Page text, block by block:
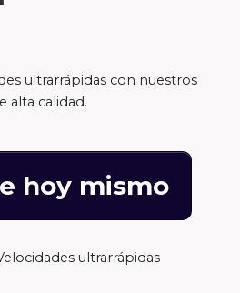
ultrarrápidas con nuestros
alta calidad.
hoy mismo
ultrarrápidas